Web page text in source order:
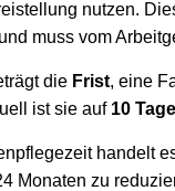
nutzen.
muss vom
die Frist, eine
ist sie auf 10
handelt
Monaten zu